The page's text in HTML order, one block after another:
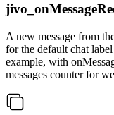
A new message from
for the default chat
example, with
messages counter for